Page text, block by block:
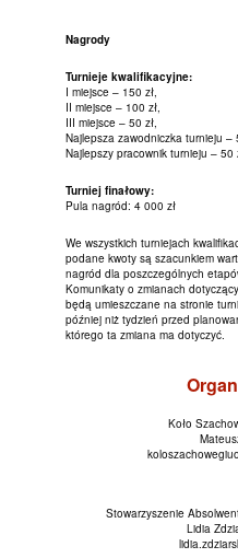
Nagrody
Turnieje kwalifikacyjne:
I miejsce – 150 zł,
II miejsce – 100 zł,
III miejsce – 50 zł,
Najlepsza zawodniczka turnieju –
Najlepszy pracownik turnieju – 50
Turniej finałowy:
Pula nagród: 4 000 zł
We wszystkich turniejach
podane kwoty są szacunkiem
nagród dla poszczególnych
Komunikaty o zmianach
będą umieszczane na stronie
później niż tydzień przed
którego ta zmiana ma dotyczyć.
Koło
Stowarzyszenie
Lidia